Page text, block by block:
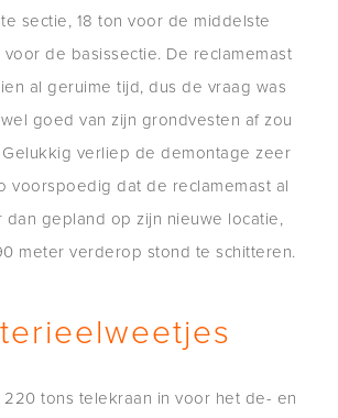
sectie, 18 ton voor de middelste
de basissectie. De reclamemast
al geruime tijd, dus de vraag was
goed van zijn grondvesten af zou
verliep de demontage zeer
voorspoedig dat de reclamemast al
gepland op zijn nieuwe locatie,
meter verderop stond te schitteren.
220 tons telekraan in voor het de- en